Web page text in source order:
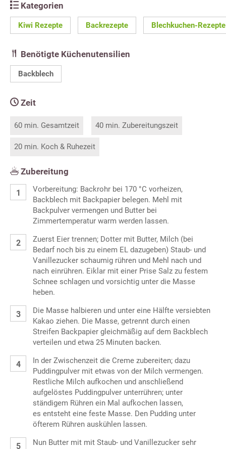
Kategorien
Kiwi Rezepte Backrezepte Blechkuchen-Rezepte
Benötigte Küchenutensilien
Backblech
Zeit
60 min. Gesamtzeit 40 min. Zubereitungszeit
20 min. Koch & Ruhezeit
Zubereitung
Vorbereitung: Backrohr bei 170 °C vorheizen,
Backblech mit Backpapier belegen. Mehl mit
Backpulver vermengen und Butter bei
Zimmertemperatur warm werden lassen.
Zuerst Eier trennen; Dotter mit Butter, Milch (bei
Bedarf noch bis zu einem EL dazugeben) Staub- und
Vanillezucker schaumig rühren und Mehl nach und
nach einrühren. Eiklar mit einer Prise Salz zu festem
Schnee schlagen und vorsichtig unter die Masse
heben.
Die Masse halbieren und unter eine Hälfte versiebten
Kakao ziehen. Die Masse, getrennt durch einen
Streifen Backpapier gleichmäßig auf dem Backblech
verteilen und etwa 25 Minuten backen.
In der Zwischenzeit die Creme zubereiten; dazu
Puddingpulver mit etwas von der Milch vermengen.
Restliche Milch aufkochen und anschließend
aufgelöstes Puddingpulver unterrühren; unter
ständigem Rühren ein Mal aufkochen lassen,
es entsteht eine feste Masse. Den Pudding unter
öfterem Rühren auskühlen lassen.
Nun Butter mit mit Staub- und Vanillezucker sehr